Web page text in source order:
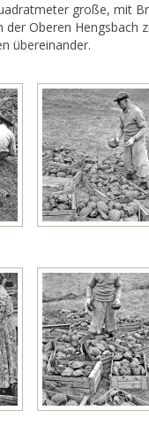
große, mit
der Oberen Hengsbach
übereinander.